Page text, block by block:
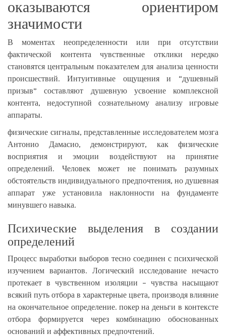
оказываются ориентиром
значимости
В моментах неопределенности или при отсутствии
фактической контента чувственные отклики нередко
становятся центральным показателем для анализа ценности
происшествий. Интуитивные ощущения и “душевный
призыв” составляют душевную усвоение комплексной
контента, недоступной сознательному анализу игровые
аппараты.
физические сигналы, представленные исследователем мозга
Антонио Дамасио, демонстрируют, как физические
восприятия и эмоции воздействуют на принятие
определений. Человек может не понимать разумных
обстоятельств индивидуального предпочтения, но душевная
аппарат уже установила наклонности на фундаменте
минувшего навыка.
Психические выделения в создании
определений
Процесс выработки выборов тесно соединен с психической
изучением вариантов. Логический исследование нечасто
протекает в чувственном изоляции – чувства насыщают
всякий путь отбора в характерные цвета, производя влияние
на окончательное определение. покер на деньги в контексте
отбора формируется через комбинацию обоснованных
оснований и аффективных предпочтений.